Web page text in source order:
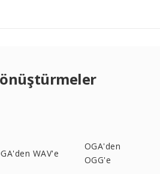
WAV'e
OGA'den
OGG'e